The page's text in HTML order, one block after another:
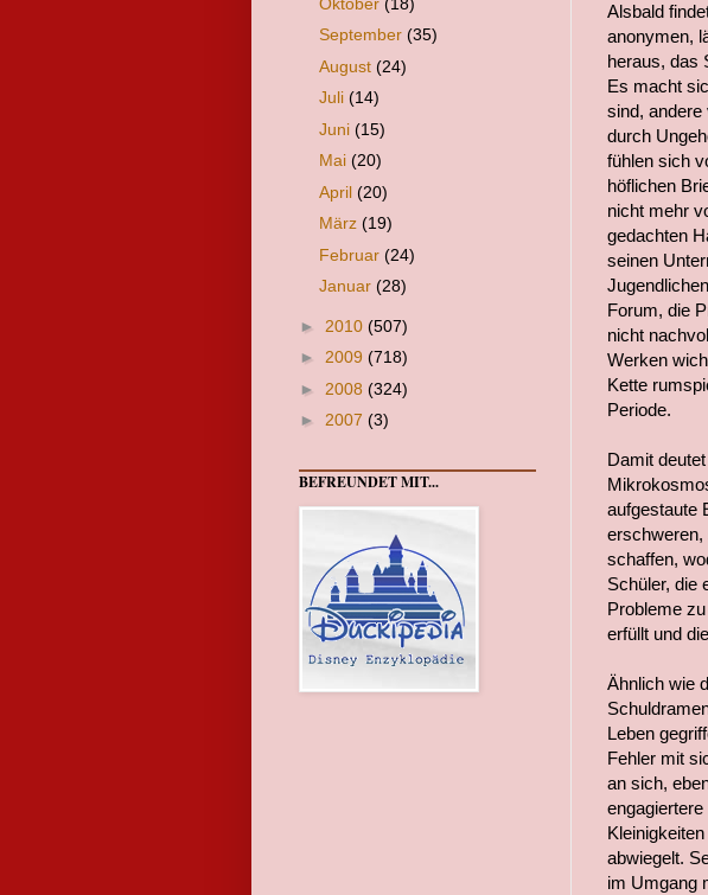
Alsbald
anonymen,
heraus, das
Es macht
sind, andere
durch
fühlen sich
höflichen
nicht mehr
gedachten
seinen
Forum, die
nicht
Werken
Kette
Periode.
Damit deutet
aufgestaute
erschweren,
schaffen,
Schüler, die
Probleme
erfüllt und
Ähnlich wie
Leben
Fehler mit
an sich,
abwiegelt.
im Umgang
September (35)
August (24)
Juli (14)
Juni (15)
Mai (20)
April (20)
März (19)
Februar (24)
Januar (28)
► 2010 (507)
► 2009 (718)
► 2008 (324)
► 2007 (3)
BEFREUNDET MIT...